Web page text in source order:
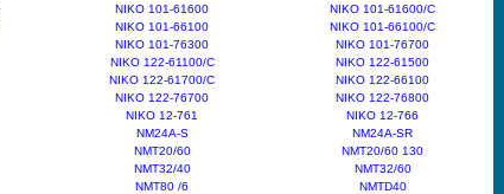
NIKO 101-61600
NIKO 101-61600/C
NIKO 101-66100
NIKO 101-66100/C
NIKO 101-76300
NIKO 101-76700
NIKO 122-61100/C
NIKO 122-61500
NIKO 122-61700/C
NIKO 122-66100
NIKO 122-76700
NIKO 122-76800
NIKO 12-761
NIKO 12-766
NM24A-S
NM24A-SR
NMT20/60
NMT20/60 130
NMT32/40
NMT32/60
NMT80 /6
NMTD40